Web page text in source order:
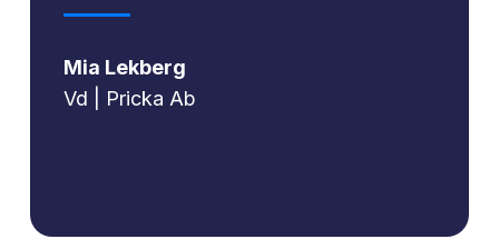
Mia Lekberg
Vd | Pricka Ab